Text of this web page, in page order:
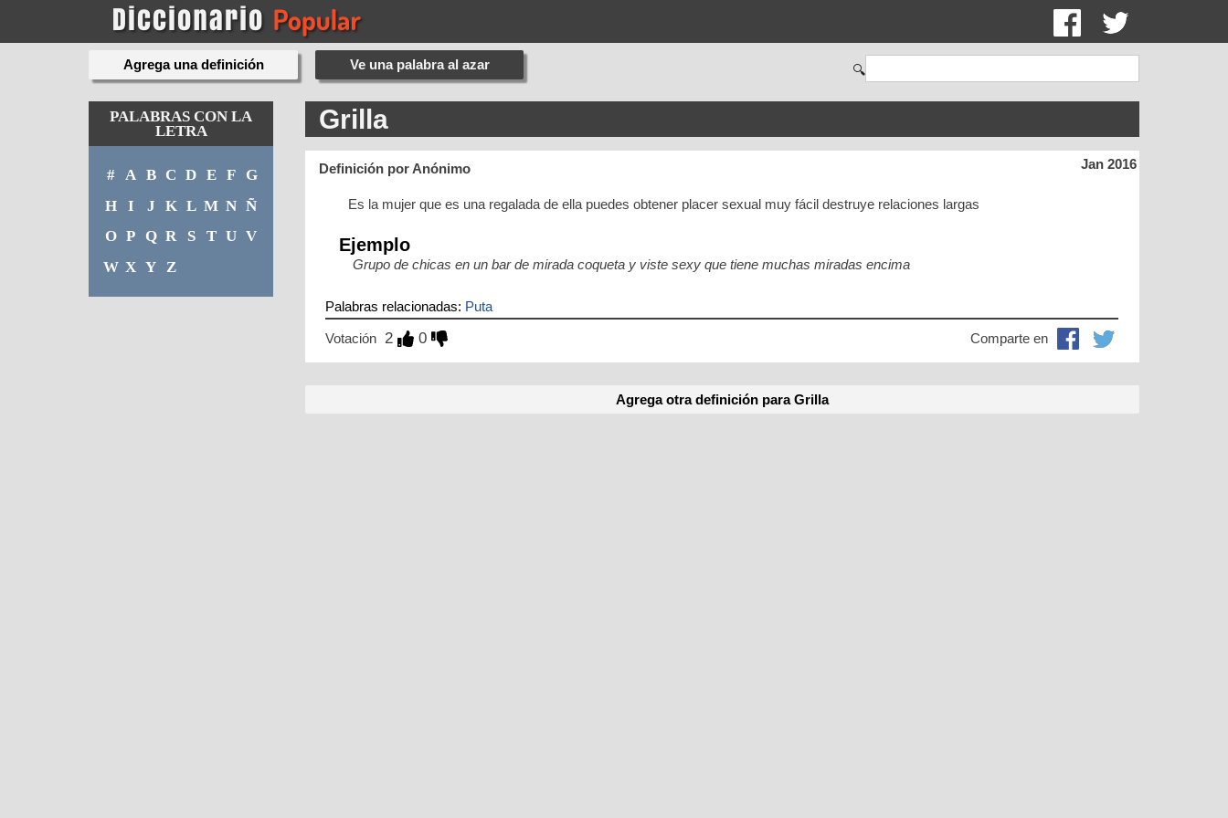
Agrega una definición Ve una palabra al azar 🔍
PALABRAS CON LA
LETRA
# A B C D E F
G
H
I J K L M N Ñ
O P Q R S T U V
W X Y Z
Grilla
Jan 2016
Definición por Anónimo
Es la mujer que es una regalada de ella puedes obtener placer sexual muy fácil destruye relaciones largas
Ejemplo
Grupo de chicas en un bar de mirada coqueta y viste sexy que tiene muchas miradas encima
Palabras relacionadas: Puta
Comparte en
Votación 2 0
Agrega otra definición para Grilla